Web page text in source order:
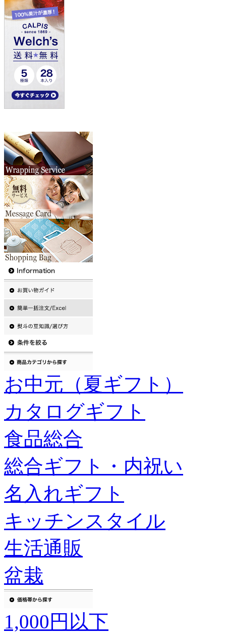
お中元（夏ギフト）
カタログギフト
食品総合
総合ギフト・内祝い
名入れギフト
キッチンスタイル
生活通販
盆栽
1,000円以下